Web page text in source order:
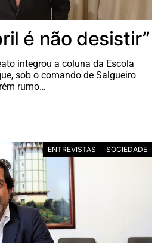
é não desistir”
integrou a coluna da Escola
sob o comando de Salgueiro
rumo…
ENTREVISTAS SOCIEDADE